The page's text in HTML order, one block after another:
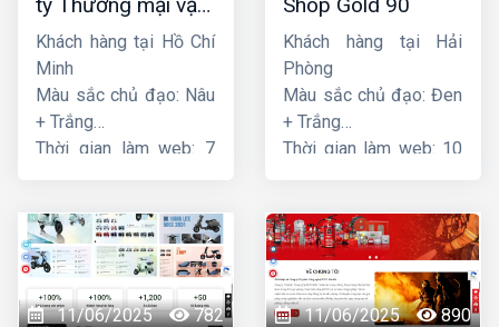
ty Thương mại vận
tải Song Bằng
Khách hàng tại Hồ Chí
Minh
Màu sắc chủ đạo: Nâu
+ Trắng
Thời gian làm web: 7
Shop Gold 90
Khách hàng tại Hải
Phòng
Màu sắc chủ đạo: Đen
+ Trắng
Thời gian làm web: 10
11/06/2025 782 11/06/2025 890